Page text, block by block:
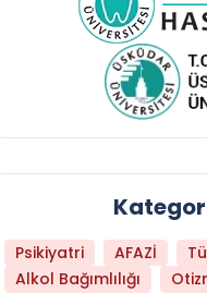
Psikiyatri AFAZİ
Alkol Bağımlılığı